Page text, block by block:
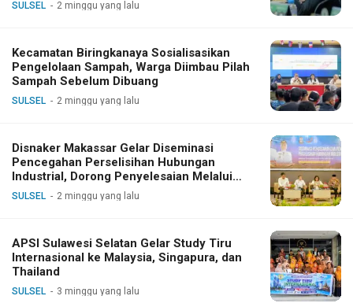
SULSEL 2 minggu yang lalu
Kecamatan Biringkanaya Sosialisasikan
Pengelolaan Sampah, Warga Diimbau Pilah
Sampah Sebelum Dibuang
SULSEL 2 minggu yang lalu
Disnaker Makassar Gelar Diseminasi
Pencegahan Perselisihan Hubungan
Industrial, Dorong Penyelesaian Melalui
Dialog
SULSEL 2 minggu yang lalu
APSI Sulawesi Selatan Gelar Study Tiru
Internasional ke Malaysia, Singapura, dan
Thailand
SULSEL 3 minggu yang lalu